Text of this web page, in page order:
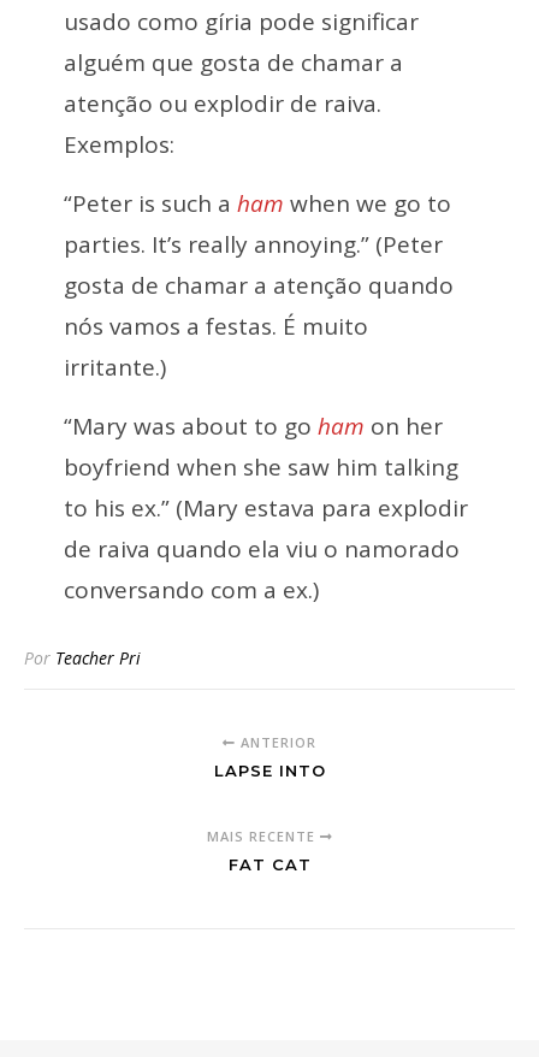
usado como gíria pode significar
alguém que gosta de chamar a
atenção ou explodir de raiva.
Exemplos:
“Peter is such a ham when we go to
parties. It’s really annoying.” (Peter
gosta de chamar a atenção quando
nós vamos a festas. É muito
irritante.)
“Mary was about to go ham on her
boyfriend when she saw him talking
to his ex.” (Mary estava para explodir
de raiva quando ela viu o namorado
conversando com a ex.)
Por Teacher Pri
ANTERIOR
LAPSE INTO
MAIS RECENTE
FAT CAT